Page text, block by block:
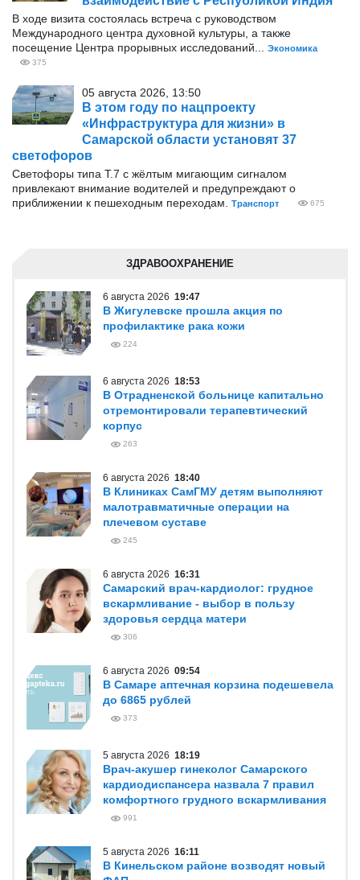
В ходе визита состоялась встреча с руководством
Международного центра духовной культуры, а также
посещение Центра прорывных исследований...
Экономика
375
05 августа 2026, 13:50
В этом году по нацпроекту
«Инфраструктура для жизни» в
Самарской области установят 37
светофоров
Светофоры типа Т.7 с жёлтым мигающим сигналом
привлекают внимание водителей и предупреждают о
приближении к пешеходным переходам.
Транспорт 675
ЗДРАВООХРАНЕНИЕ
6 августа 2026 19:47
В Жигулевске прошла акция по
профилактике рака кожи
224
6 августа 2026 18:53
В Отрадненской больнице капитально
отремонтировали терапевтический
корпус
263
6 августа 2026 18:40
В Клиниках СамГМУ детям выполняют
малотравматичные операции на
плечевом суставе
245
6 августа 2026 16:31
Самарский врач-кардиолог: грудное
вскармливание - выбор в пользу
здоровья сердца матери
306
6 августа 2026 09:54
В Самаре аптечная корзина подешевела
до 6865 рублей
373
5 августа 2026 18:19
Врач-акушер гинеколог Самарского
кардиодиспансера назвала 7 правил
комфортного грудного вскармливания
991
5 августа 2026 16:11
В Кинельском районе возводят новый